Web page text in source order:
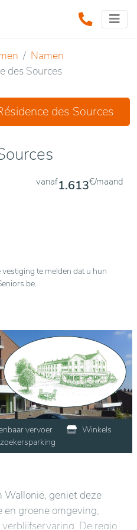
Namen
des Sources
vanaf1.613€/maand
te melden dat u hun
vervoer
Winkels
Wallonië, geniet deze
groene omgeving,
De regio
des Sources